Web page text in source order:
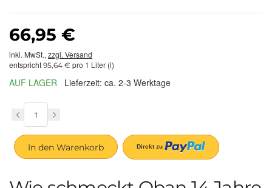
66,95 €
inkl. MwSt., zzgl. Versand
entspricht 95,64 € pro 1 Liter (l)
AUF LAGER Lieferzeit: ca. 2-3 Werktage
In den Warenkorb